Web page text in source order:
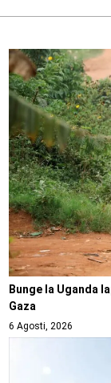
Bunge la Uganda
Gaza
6 Agosti, 2026